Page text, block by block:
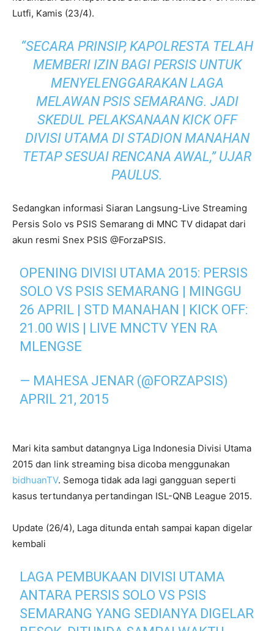
Lutfi, Kamis (23/4).
“SECARA PRINSIP, KAPOLRESTA TELAH
MEMBERI IZIN BAGI PERSIS UNTUK
MENYELENGGARAKAN LAGA
MELAWAN PSIS SEMARANG. JADI
SKEDUL PELAKSANAAN KICK OFF
DIVISI UTAMA DI STADION MANAHAN
TETAP SESUAI RENCANA AWAL,” UJAR
PAULUS.
Sedangkan informasi Siaran Langsung-Live Streaming
Persis Solo vs PSIS Semarang di MNC TV didapat dari
akun resmi Snex PSIS @ForzaPSIS.
OPENING DIVISI UTAMA 2015: PERSIS
SOLO VS PSIS SEMARANG | MINGGU
26 APRIL | STD MANAHAN | KICK OFF:
21.00 WIS | LIVE MNCTV YEN RA
MLENGSE
— MAHESA JENAR (@FORZAPSIS)
APRIL 21, 2015
Mari kita sambut datangnya Liga Indonesia Divisi Utama
2015 dan link streaming bisa dicoba menggunakan
bidhuanTV. Semoga tidak ada lagi gangguan seperti
kasus tertundanya pertandingan ISL-QNB League 2015.
Update (26/4), Laga ditunda entah sampai kapan digelar
kembali
LAGA PEMBUKAAN DIVISI UTAMA
ANTARA PERSIS SOLO VS PSIS
SEMARANG YANG SEDIANYA DIGELAR